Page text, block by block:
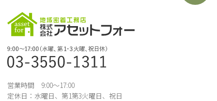
営業時間 9:00～17:00
定休日：水曜日、第1第3火曜日、祝日